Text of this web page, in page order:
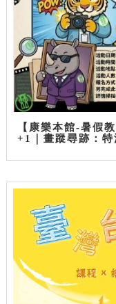
【康樂本館-暑假
+1｜畫蹤尋跡：特